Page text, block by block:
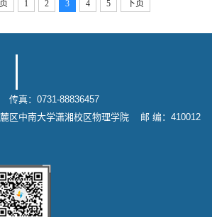
1 2 3 4 5 下页
传真：0731-88836457
区中南大学潇湘校区物理学院 邮 编：410012